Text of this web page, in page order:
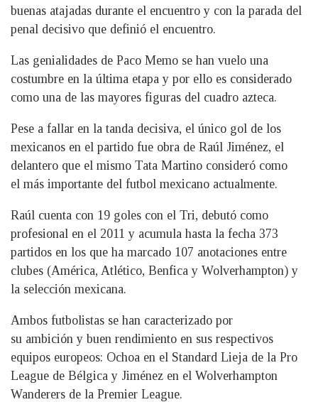
buenas atajadas durante el encuentro y con la parada del
penal decisivo que definió el encuentro.
Las genialidades de Paco Memo se han vuelo una
costumbre en la última etapa y por ello es considerado
como una de las mayores figuras del cuadro azteca.
Pese a fallar en la tanda decisiva, el único gol de los
mexicanos en el partido fue obra de Raúl Jiménez, el
delantero que el mismo Tata Martino consideró como
el más importante del futbol mexicano actualmente.
Raúl cuenta con 19 goles con el Tri, debutó como
profesional en el 2011 y acumula hasta la fecha 373
partidos en los que ha marcado 107 anotaciones entre
clubes (América, Atlético, Benfica y Wolverhampton) y
la selección mexicana.
Ambos futbolistas se han caracterizado por
su ambición y buen rendimiento en sus respectivos
equipos europeos: Ochoa en el Standard Lieja de la Pro
League de Bélgica y Jiménez en el Wolverhampton
Wanderers de la Premier League.